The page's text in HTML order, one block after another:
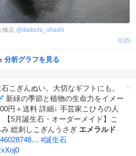
橋店 @daikichi_ohashi
0:35
分析グラフを見る
こぎんぬい。大切なギフトにも。
新緑の季節と植物の生命力をイメー
円＋送料 詳細↓ 手芸家こひろの人
【5月誕生石・オーダーメイド】こ
総刺しこぎんうさぎ エメラルド
#誕生石